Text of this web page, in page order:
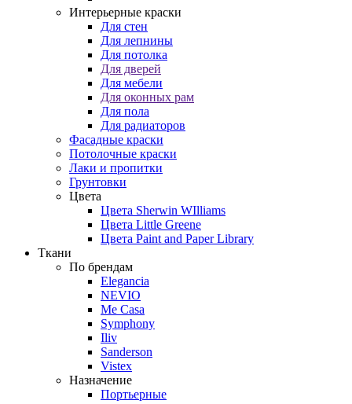
Интерьерные краски
Для стен
Для лепнины
Для потолка
Для дверей
Для мебели
Для оконных рам
Для пола
Для радиаторов
Фасадные краски
Потолочные краски
Лаки и пропитки
Грунтовки
Цвета
Цвета Sherwin WIlliams
Цвета Little Greene
Цвета Paint and Paper Library
Ткани
По брендам
Elegancia
NEVIO
Me Casa
Symphony
Iliv
Sanderson
Vistex
Назначение
Портьерные